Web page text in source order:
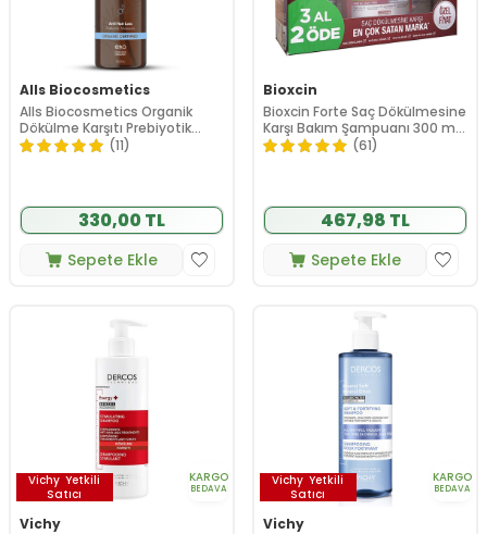
Alls Biocosmetics
Alls Biocosmetics Organik
Dökülme Karşıtı Prebiyotik
Şampuan 350 ml
(11)
330,00 TL
Sepete Ekle
Bioxcin
Bioxcin Forte Saç Dökülmesine
Karşı Bakım Şampuanı 300 ml
- 3 AL 2 ÖDE
(61)
467,98 TL
Sepete Ekle
Vichy Yetkili
Satıcı
KARGO
BEDAVA
Vichy
Vichy Yetkili
Satıcı
KARGO
BEDAVA
Vichy